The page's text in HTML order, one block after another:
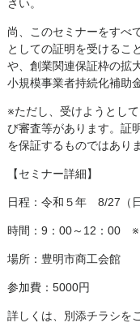
さい。
尚、このセミナーをすべ
としての証明を受けるこ
や、創業関連保証枠の拡
小規模事業者持続化補助
※ただし、受けようとし
び審査等があります。証
を保証するものではあり
【セミナー詳細】
日程：令和５年 8/27（
時間：9：00～12：00 ※
場所：豊明市商工会館
参加費：5000円
詳しくは、別添チラシを